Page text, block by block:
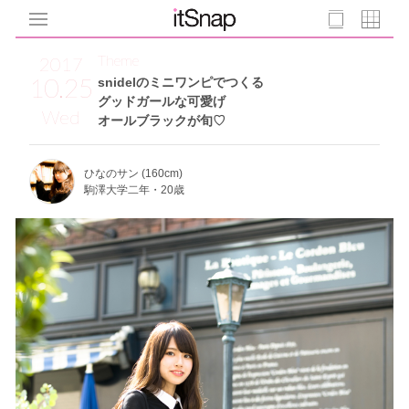
2017
10.25
Wed
snidelのミニワンピでつくる
グッドガールな可愛げ
オールブラックが旬♡
Theme
ひなのサン (160cm)
駒澤大学二年・20歳